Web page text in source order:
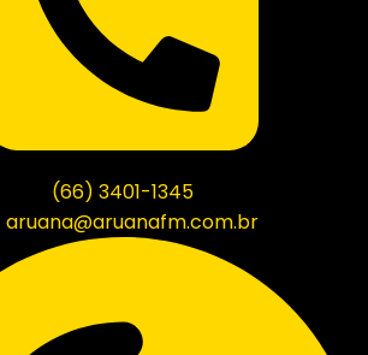
(66) 3401-1345
aruana@aruanafm.com.br